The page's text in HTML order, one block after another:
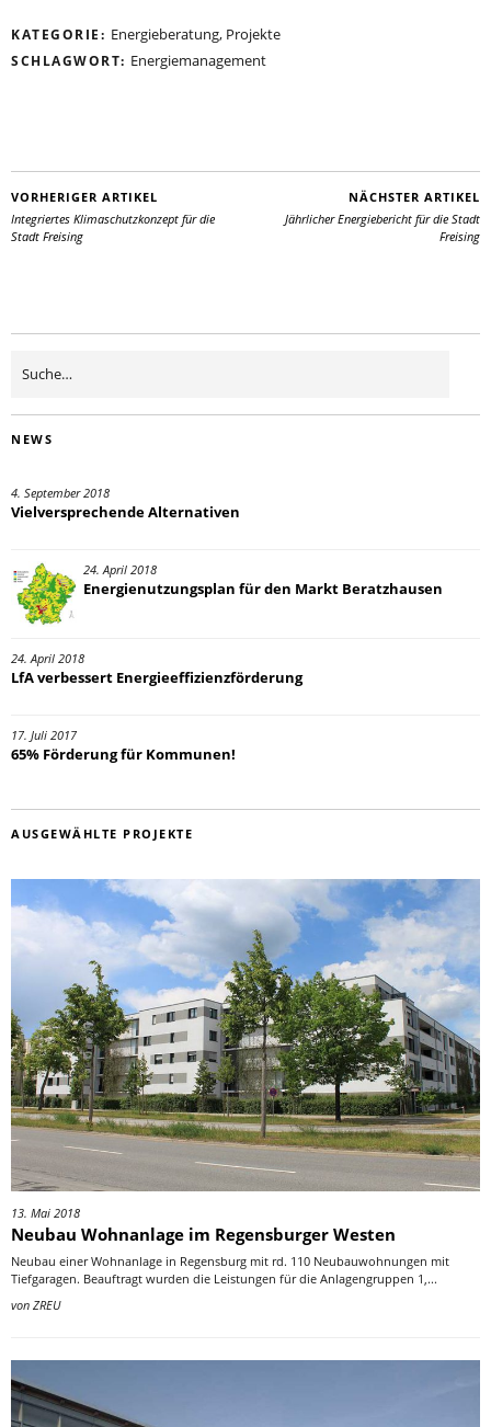
KATEGORIE: Energieberatung, Projekte
SCHLAGWORT: Energiemanagement
VORHERIGER ARTIKEL
Integriertes Klimaschutzkonzept für die
Stadt Freising
NÄCHSTER ARTIKEL
Jährlicher Energiebericht für die Stadt
Freising
NEWS
4. September 2018
Vielversprechende Alternativen
24. April 2018
Energienutzungsplan für den Markt Beratzhausen
24. April 2018
LfA verbessert Energieeffizienzförderung
17. Juli 2017
65% Förderung für Kommunen!
AUSGEWÄHLTE PROJEKTE
13. Mai 2018
Neubau Wohnanlage im Regensburger Westen
Neubau einer Wohnanlage in Regensburg mit rd. 110 Neubauwohnungen mit
Tiefgaragen. Beauftragt wurden die Leistungen für die Anlagengruppen 1,...
von ZREU